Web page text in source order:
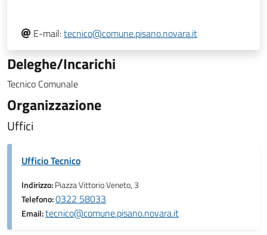
E-mail:tecnico@comune.pisano.novara.it
Deleghe/Incarichi
Tecnico Comunale
Organizzazione
Uffici
Ufficio Tecnico
Indirizzo:Piazza Vittorio Veneto, 3
Telefono:0322 58033
Email:tecnico@comune.pisano.novara.it